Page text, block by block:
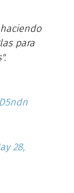
para
28,